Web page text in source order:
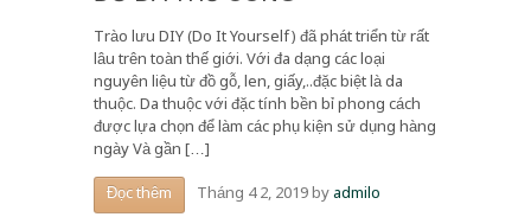
Trào lưu DIY (Do It Yourself) đã phát triển từ rất
lâu trên toàn thế giới. Với đa dạng các loại
nguyên liệu từ đồ gỗ, len, giấy,..đặc biệt là da
thuộc. Da thuộc với đặc tính bền bỉ phong cách
được lựa chọn để làm các phụ kiện sử dụng hàng
ngày Và gần […]
Đọc thêm Tháng 4 2, 2019byadmilo